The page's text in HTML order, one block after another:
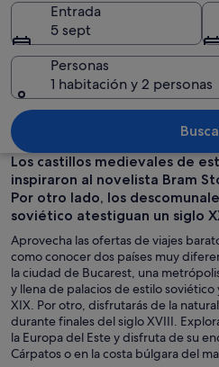
Entrada
5 sept
Personas
1 habitación y 2 personas
Los castillos medievales de
inspiraron al novelista Bram
Por otro lado, los
soviético atestiguan un siglo
Aprovecha las ofertas de viajes
como conocer dos países muy
la ciudad de Bucarest, una
y llena de palacios de estilo
XIX. Por otro, disfrutarás de la
durante finales del siglo XVIII.
la Europa del Este y disfruta de su
Cárpatos o en la costa búlgara del